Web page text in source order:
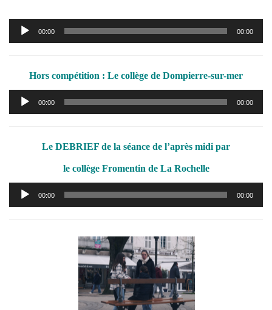
Lecteur
audio
00:00 00:00
Hors compétition : Le collège de Dompierre-sur-mer
Lecteur
audio
00:00 00:00
Le DEBRIEF de la séance de l’après midi par
le collège Fromentin de La Rochelle
Lecteur
audio
00:00 00:00